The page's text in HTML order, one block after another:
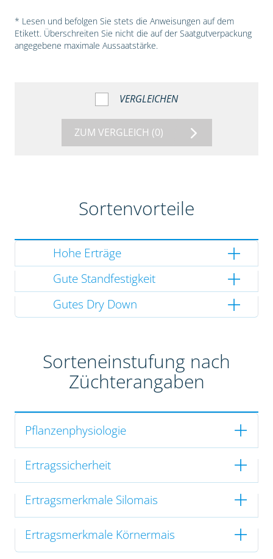
* Lesen und befolgen Sie stets die Anweisungen auf dem
Etikett. Überschreiten Sie nicht die auf der Saatgutverpackung
angegebene maximale Aussaatstärke.
VERGLEICHEN
ZUM VERGLEICH (0)
Sortenvorteile
Hohe Erträge
Gute Standfestigkeit
Gutes Dry Down
Sorteneinstufung nach
Züchterangaben
Pflanzenphysiologie
Ertragssicherheit
Ertragsmerkmale Silomais
Ertragsmerkmale Körnermais